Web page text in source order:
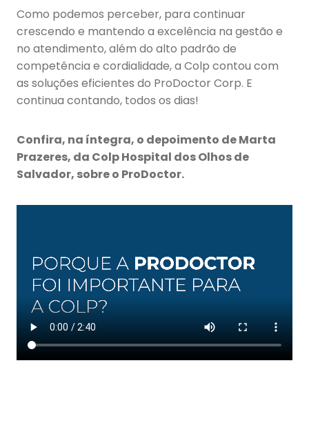
Como podemos perceber, para continuar
crescendo e mantendo a excelência na gestão e
no atendimento, além do alto padrão de
competência e cordialidade, a Colp contou com
as soluções eficientes do ProDoctor Corp. E
continua contando, todos os dias!
Confira, na íntegra, o depoimento de Marta
Prazeres, da Colp Hospital dos Olhos de
Salvador, sobre o ProDoctor.